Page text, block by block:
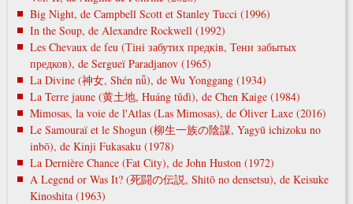
Big Night, de Campbell Scott et Stanley Tucci (1996)
In the Soup, de Alexandre Rockwell (1992)
Les Chevaux de feu (Тіні забутих предків, Тени забытых
предков), de Sergueï Paradjanov (1965)
La Divine (神女, Shén nǚ), de Wu Yonggang (1934)
La Terre jaune (黄土地, Huáng tǔdì), de Chen Kaige (1984)
Mimosas, la voie de l'Atlas (Las Mimosas), de Óliver Laxe (2016)
Le Samouraï et le Shogun (柳生一族の陰謀, Yagyū ichizoku no
inbō), de Kinji Fukasaku (1978)
La Dernière Chance (Fat City), de John Huston (1972)
A Legend or Was It? (死闘の伝説, Shitō no densetsu), de Keisuke
Kinoshita (1963)